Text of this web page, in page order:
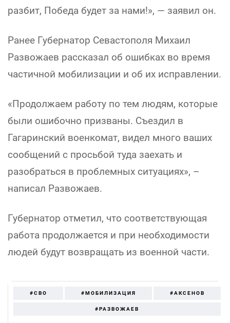
разбит, Победа будет за нами!», — заявил он.
Ранее Губернатор Севастополя Михаил
Развожаев рассказал об ошибках во время
частичной мобилизации и об их исправлении.
«Продолжаем работу по тем людям, которые
были ошибочно призваны. Съездил в
Гагаринский военкомат, видел много ваших
сообщений с просьбой туда заехать и
разобраться в проблемных ситуациях», –
написал Развожаев.
Губернатор отметил, что соответствующая
работа продолжается и при необходимости
людей будут возвращать из военной части.
#СВО #МОБИЛИЗАЦИЯ #АКСЕНОВ
#РАЗВОЖАЕВ